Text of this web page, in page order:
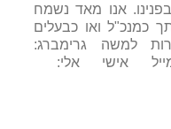
אנו מאד נשמח
כמנכ"ל ואו כבעלים
למשה גרימברג: